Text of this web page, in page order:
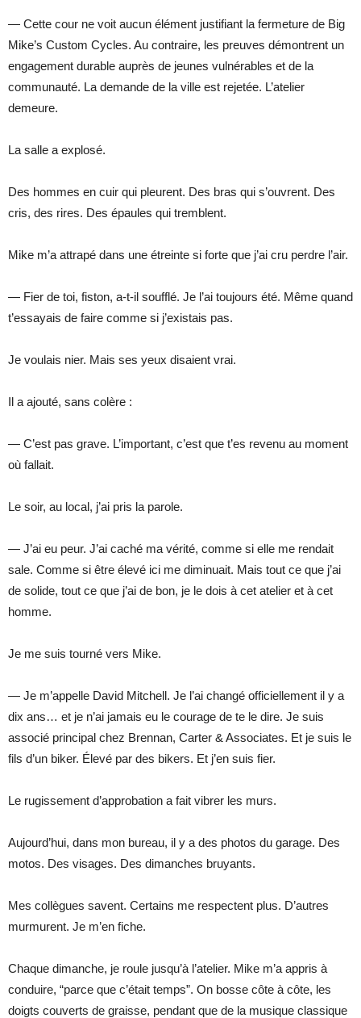
— Cette cour ne voit aucun élément justifiant la fermeture de Big
Mike’s Custom Cycles. Au contraire, les preuves démontrent un
engagement durable auprès de jeunes vulnérables et de la
communauté. La demande de la ville est rejetée. L’atelier
demeure.
La salle a explosé.
Des hommes en cuir qui pleurent. Des bras qui s’ouvrent. Des
cris, des rires. Des épaules qui tremblent.
Mike m’a attrapé dans une étreinte si forte que j’ai cru perdre l’air.
— Fier de toi, fiston, a-t-il soufflé. Je l’ai toujours été. Même quand
t’essayais de faire comme si j’existais pas.
Je voulais nier. Mais ses yeux disaient vrai.
Il a ajouté, sans colère :
— C’est pas grave. L’important, c’est que t’es revenu au moment
où fallait.
Le soir, au local, j’ai pris la parole.
— J’ai eu peur. J’ai caché ma vérité, comme si elle me rendait
sale. Comme si être élevé ici me diminuait. Mais tout ce que j’ai
de solide, tout ce que j’ai de bon, je le dois à cet atelier et à cet
homme.
Je me suis tourné vers Mike.
— Je m’appelle David Mitchell. Je l’ai changé officiellement il y a
dix ans… et je n’ai jamais eu le courage de te le dire. Je suis
associé principal chez Brennan, Carter & Associates. Et je suis le
fils d’un biker. Élevé par des bikers. Et j’en suis fier.
Le rugissement d’approbation a fait vibrer les murs.
Aujourd’hui, dans mon bureau, il y a des photos du garage. Des
motos. Des visages. Des dimanches bruyants.
Mes collègues savent. Certains me respectent plus. D’autres
murmurent. Je m’en fiche.
Chaque dimanche, je roule jusqu’à l’atelier. Mike m’a appris à
conduire, “parce que c’était temps”. On bosse côte à côte, les
doigts couverts de graisse, pendant que de la musique classique